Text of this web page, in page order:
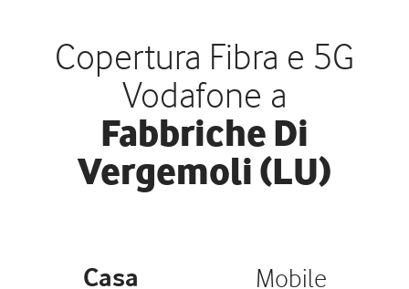
Copertura Fibra e 5G
Vodafone a
Fabbriche Di
Vergemoli (LU)
Casa Mobile